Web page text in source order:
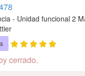
- Unidad funcional 2
cerrado.